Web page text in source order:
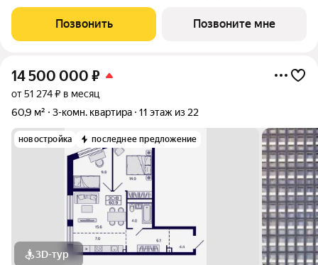
геометрией фасадов. Внутренний двор и места общего
пользования также содержат стилистические
Позвонить Позвоните мне
14 500 000 ₽
от 51 274 ₽ в месяц
60,9 м²
3-комн. квартира 11 этаж из 22
новостройка последнее предложение
3D-тур